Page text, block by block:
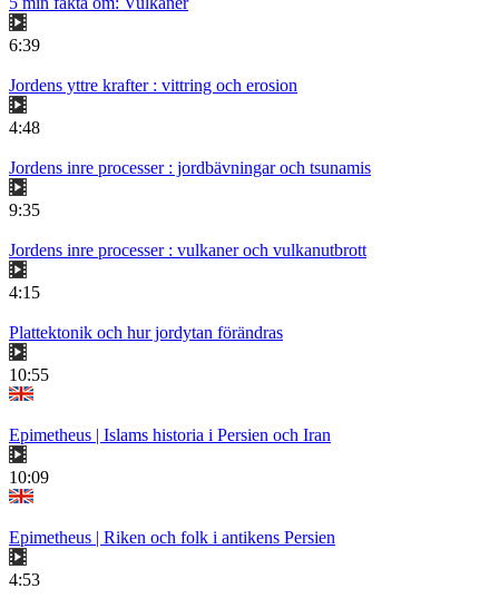
6:39
Jordens yttre krafter : vittring och erosion
4:48
Jordens inre processer : jordbävningar och tsunamis
9:35
Jordens inre processer : vulkaner och vulkanutbrott
4:15
Plattektonik och hur jordytan förändras
10:55
Epimetheus | Islams historia i Persien och Iran
10:09
Epimetheus | Riken och folk i antikens Persien
4:53